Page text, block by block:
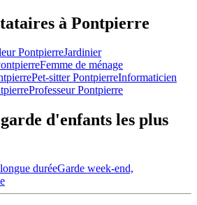
à Pontpierre
PontpierreJardinier
Femme de ménage
Pet-sitter PontpierreInformaticien
Professeur Pontpierre
d'enfants les plus
duréeGarde week-end,